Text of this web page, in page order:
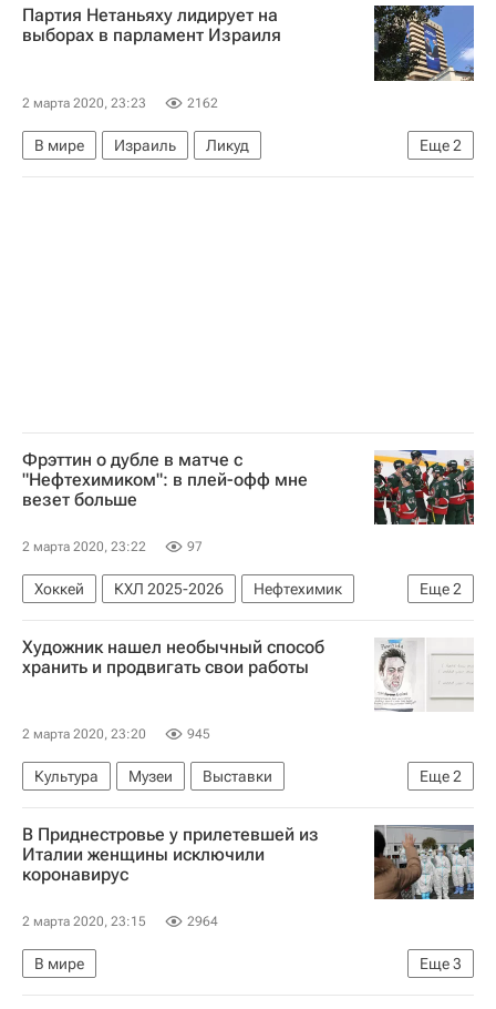
Ансель Галимов Вадим Шипачев
Партия Нетаньяху лидирует на
выборах в парламент Израиля
2 марта 2020, 23:23 2162
Еще2
В мире Израиль
Ликуд
Биньямин Нетаньяху
Кнессет Израиля
Фрэттин о дубле в матче с
"Нефтехимиком": в плей-офф мне
везет больше
2 марта 2020, 23:22 97
Еще2
Хоккей КХЛ 2025-2026
Нефтехимик
Ак Барс
Мэтт Фрэттин
Художник нашел необычный способ
хранить и продвигать свои работы
2 марта 2020, 23:20 945
Еще2
Культура Музеи
Выставки
Новости культуры
Стиль жизни
В Приднестровье у прилетевшей из
Италии женщины исключили
коронавирус
2 марта 2020, 23:15 2964
Еще3
В мире
Приднестровская Молдавская Республика